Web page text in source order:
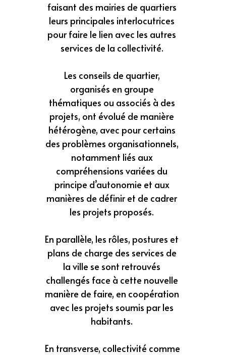
faisant des mairies de quartiers
leurs principales interlocutrices
pour faire le lien avec les autres
services de la collectivité.
Les conseils de quartier,
organisés en groupe
thématiques ou associés à des
projets, ont évolué de manière
hétérogène, avec pour certains
des problèmes organisationnels,
notamment liés aux
compréhensions variées du
principe d’autonomie et aux
manières de définir et de cadrer
les projets proposés.
En parallèle, les rôles, postures et
plans de charge des services de
la ville se sont retrouvés
challengés face à cette nouvelle
manière de faire, en coopération
avec les projets soumis par les
habitants.
En transverse, collectivité comme